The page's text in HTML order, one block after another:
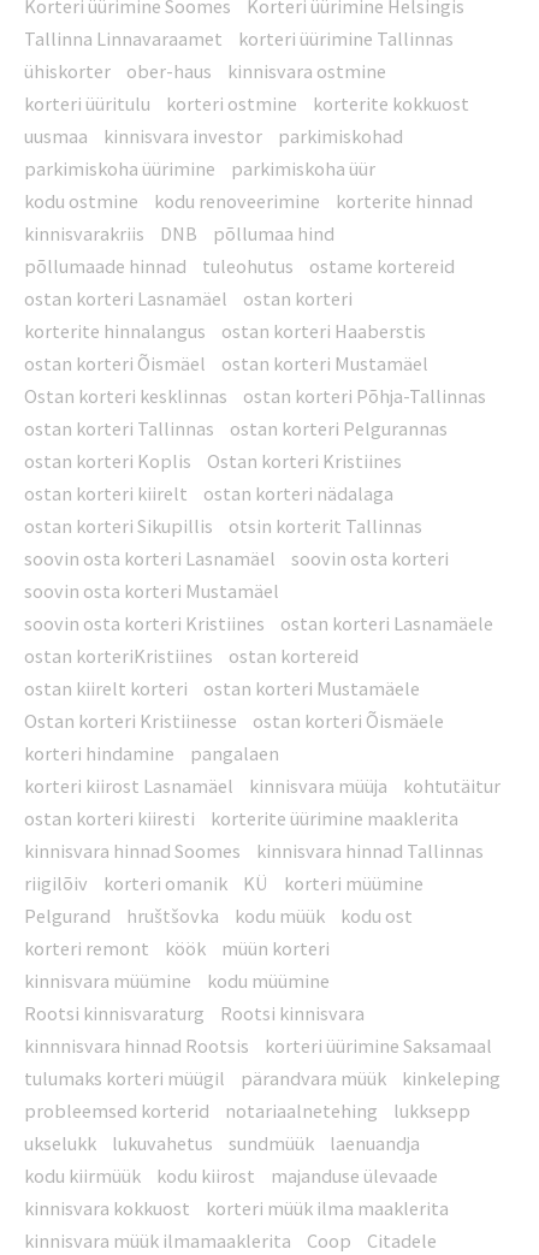
Korteri üürimine Soomes
Korteri üürimine Helsingis
Tallinna Linnavaraamet
korteri üürimine Tallinnas
ühiskorter
ober-haus
kinnisvara ostmine
korteri üüritulu
korteri ostmine
korterite kokkuost
uusmaa
kinnisvara investor
parkimiskohad
parkimiskoha üürimine
parkimiskoha üür
kodu ostmine
kodu renoveerimine
korterite hinnad
kinnisvarakriis
DNB
põllumaa hind
põllumaade hinnad
tuleohutus
ostame kortereid
ostan korteri Lasnamäel
ostan korteri
korterite hinnalangus
ostan korteri Haaberstis
ostan korteri Õismäel
ostan korteri Mustamäel
Ostan korteri kesklinnas
ostan korteri Põhja-Tallinnas
ostan korteri Tallinnas
ostan korteri Pelgurannas
ostan korteri Koplis
Ostan korteri Kristiines
ostan korteri kiirelt
ostan korteri nädalaga
ostan korteri Sikupillis
otsin korterit Tallinnas
soovin osta korteri Lasnamäel
soovin osta korteri
soovin osta korteri Mustamäel
soovin osta korteri Kristiines
ostan korteri Lasnamäele
ostan korteriKristiines
ostan kortereid
ostan kiirelt korteri
ostan korteri Mustamäele
Ostan korteri Kristiinesse
ostan korteri Õismäele
korteri hindamine
pangalaen
korteri kiirost Lasnamäel
kinnisvara müüja
kohtutäitur
ostan korteri kiiresti
korterite üürimine maaklerita
kinnisvara hinnad Soomes
kinnisvara hinnad Tallinnas
riigilõiv
korteri omanik KÜ
korteri müümine
Pelgurand
hruštšovka kodu müük
kodu ost
korteri remont
köök
müün korteri
kinnisvara müümine
kodu müümine
Rootsi kinnisvaraturg
Rootsi kinnisvara
kinnnisvara hinnad Rootsis
korteri üürimine Saksamaal
tulumaks korteri müügil
pärandvara müük
kinkeleping
probleemsed korterid
notariaalnetehing
lukksepp
ukselukk
lukuvahetus sundmüük
laenuandja
kodu kiirmüük
kodu kiirost
majanduse ülevaade
kinnisvara kokkuost
korteri müük ilma maaklerita
kinnisvara müük ilmamaaklerita
Coop Citadele